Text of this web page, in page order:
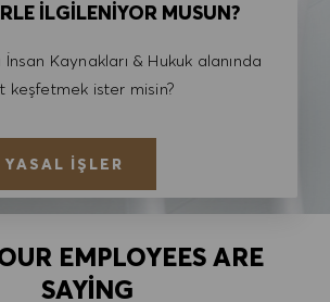
İLGİLENİYOR MUSUN?
Kaynakları & Hukuk alanında
keşfetmek ister misin?
İŞLER
EMPLOYEES ARE
SAYING